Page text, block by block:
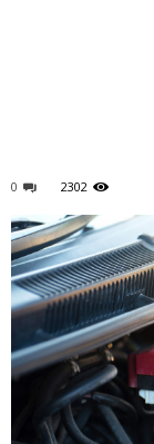
0 2302